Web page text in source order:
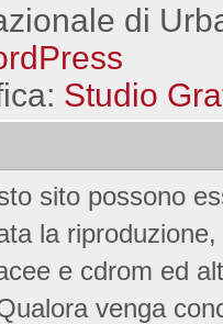
di
Studio
sito possono
la
e cdrom ed
venga